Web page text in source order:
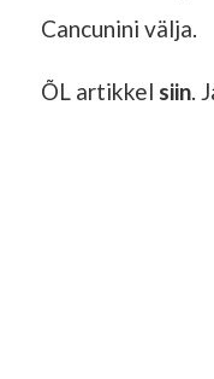
Cancunini välja.
ÕL artikkel siin.